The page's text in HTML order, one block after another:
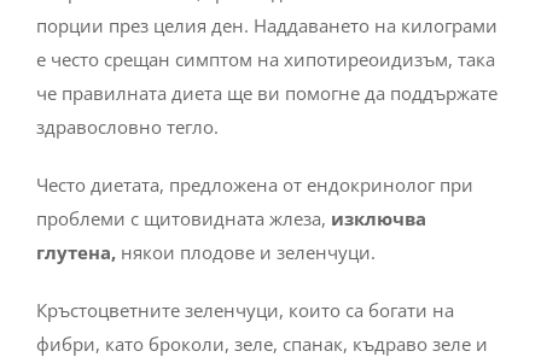
порции през целия ден. Наддаването на килограми
е често срещан симптом на хипотиреоидизъм, така
че правилната диета ще ви помогне да поддържате
здравословно тегло.
Често диетата, предложена от ендокринолог при
проблеми с щитовидната жлеза, изключва
глутена,някои плодове и зеленчуци.
Кръстоцветните зеленчуци, които са богати на
фибри, като броколи, зеле, спанак, къдраво зеле и